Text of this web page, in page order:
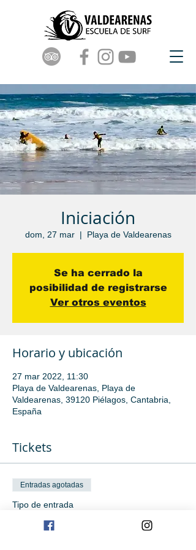
Iniciación
dom, 27 mar
  |
Playa de Valdearenas
Se ha cerrado la
posibilidad de registrarse
Ver otros eventos
Horario y ubicación
27 mar 2022, 11:30
Playa de Valdearenas, Playa de
Valdearenas, 39120 Piélagos, Cantabria,
España
Tickets
Entradas agotadas
Tipo de entrada
Iniciación